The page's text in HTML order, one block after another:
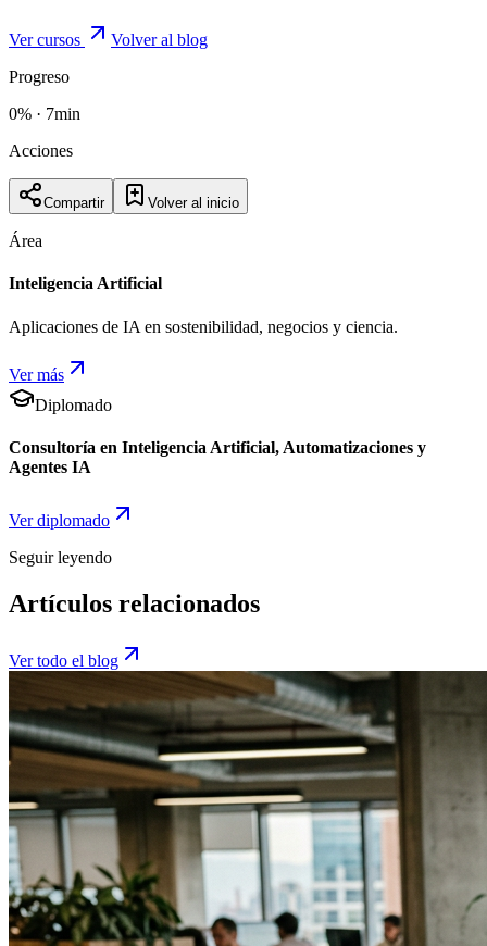
Ver cursos
Volver al blog
Progreso
0% · 7min
Acciones
Compartir Volver al inicio
Área
Inteligencia Artificial
Aplicaciones de IA en sostenibilidad, negocios y ciencia.
Ver más
Diplomado
Consultoría en Inteligencia Artificial, Automatizaciones y
Agentes IA
Ver diplomado
Seguir leyendo
Artículos relacionados
Ver todo el blog